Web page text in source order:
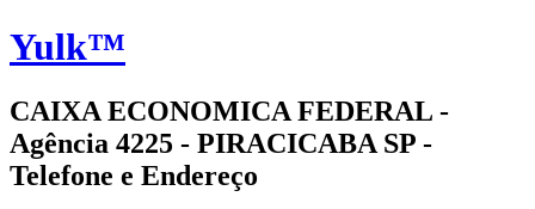
Yulk™
CAIXA ECONOMICA FEDERAL -
Agência 4225 - PIRACICABA SP -
Telefone e Endereço